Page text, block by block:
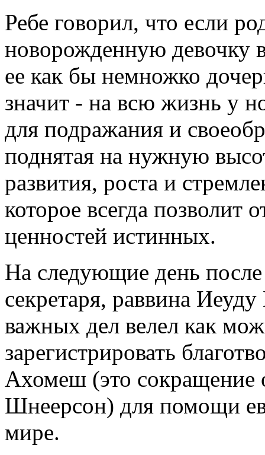
Ребе говорил, что если
новорожденную девочку
ее как бы немножко
значит - на всю жизнь у
для подражания и
поднятая на нужную
развития, роста и
которое всегда позволит
ценностей истинных.
На следующие день после
секретаря, раввина
важных дел велел как
зарегистрировать
Ахомеш (это сокращение
Шнеерсон) для помощи
мире.